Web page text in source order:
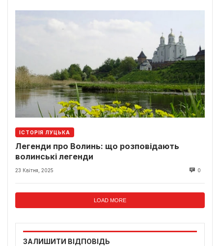
ІСТОРІЯ ЛУЦЬКА
Легенди про Волинь: що розповідають
волинські легенди
23 Квітня, 2025 0
LOAD MORE
ЗАЛИШИТИ ВІДПОВІДЬ